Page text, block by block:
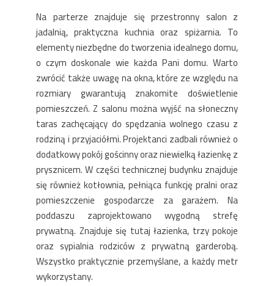
Na parterze znajduje się przestronny salon z
jadalnią, praktyczna kuchnia oraz spiżarnia. To
elementy niezbędne do tworzenia idealnego domu,
o czym doskonale wie każda Pani domu. Warto
zwrócić także uwagę na okna, które ze względu na
rozmiary gwarantują znakomite doświetlenie
pomieszczeń. Z salonu można wyjść na słoneczny
taras zachęcający do spędzania wolnego czasu z
rodziną i przyjaciółmi. Projektanci zadbali również o
dodatkowy pokój gościnny oraz niewielką łazienkę z
prysznicem. W części technicznej budynku znajduje
się również kotłownia, pełniąca funkcję pralni oraz
pomieszczenie gospodarcze za garażem. Na
poddaszu zaprojektowano wygodną strefę
prywatną. Znajduje się tutaj łazienka, trzy pokoje
oraz sypialnia rodziców z prywatną garderobą.
Wszystko praktycznie przemyślane, a każdy metr
wykorzystany.